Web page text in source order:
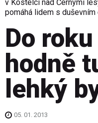
v Kostelci nad Černými
pomáhá lidem s duševním
Do
hodně
lehký
05. 01. 2013